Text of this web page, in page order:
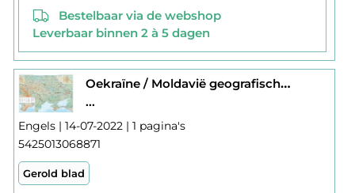
Bestelbaar via de webshop
Leverbaar binnen 2 à 5 dagen
Oekraïne / Moldavië geografisch wandkaart geplastificeerd
...
Engels | 14-07-2022 | 1 pagina's
5425013068871
Gerold blad